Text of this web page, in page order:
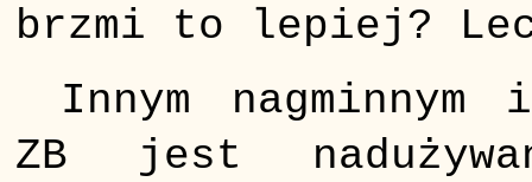
brzmi to lepiej?
Innym
ZB jest